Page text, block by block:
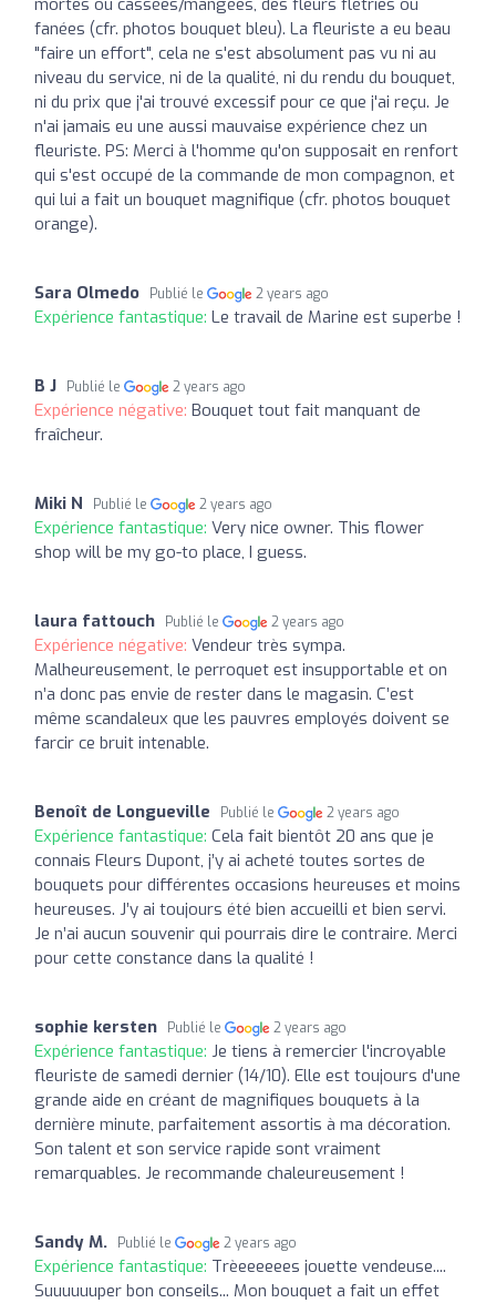
mortes ou cassées/mangées, des fleurs flétries ou
fanées (cfr. photos bouquet bleu). La fleuriste a eu beau
"faire un effort", cela ne s'est absolument pas vu ni au
niveau du service, ni de la qualité, ni du rendu du bouquet,
ni du prix que j'ai trouvé excessif pour ce que j'ai reçu. Je
n'ai jamais eu une aussi mauvaise expérience chez un
fleuriste. PS: Merci à l'homme qu'on supposait en renfort
qui s'est occupé de la commande de mon compagnon, et
qui lui a fait un bouquet magnifique (cfr. photos bouquet
orange).
Sara Olmedo Publié le 2 years ago
Expérience fantastique: Le travail de Marine est superbe !
B J Publié le 2 years ago
Expérience négative: Bouquet tout fait manquant de
fraîcheur.
Miki N Publié le 2 years ago
Expérience fantastique: Very nice owner. This flower
shop will be my go-to place, I guess.
laura fattouch Publié le 2 years ago
Expérience négative: Vendeur très sympa.
Malheureusement, le perroquet est insupportable et on
n’a donc pas envie de rester dans le magasin. C’est
même scandaleux que les pauvres employés doivent se
farcir ce bruit intenable.
Benoît de Longueville Publié le 2 years ago
Expérience fantastique: Cela fait bientôt 20 ans que je
connais Fleurs Dupont, j’y ai acheté toutes sortes de
bouquets pour différentes occasions heureuses et moins
heureuses. J’y ai toujours été bien accueilli et bien servi.
Je n’ai aucun souvenir qui pourrais dire le contraire. Merci
pour cette constance dans la qualité !
sophie kersten Publié le 2 years ago
Expérience fantastique: Je tiens à remercier l'incroyable
fleuriste de samedi dernier (14/10). Elle est toujours d'une
grande aide en créant de magnifiques bouquets à la
dernière minute, parfaitement assortis à ma décoration.
Son talent et son service rapide sont vraiment
remarquables. Je recommande chaleureusement !
Sandy M. Publié le 2 years ago
Expérience fantastique: Trèeeeeees jouette vendeuse....
Suuuuuuper bon conseils... Mon bouquet a fait un effet